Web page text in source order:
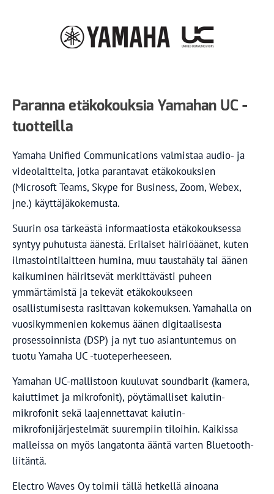
Paranna etäkokouksia Yamahan UC -
tuotteilla
Yamaha Unified Communications valmistaa audio- ja
videolaitteita, jotka parantavat etäkokouksien
(Microsoft Teams, Skype for Business, Zoom, Webex,
jne.) käyttäjäkokemusta.
Suurin osa tärkeästä informaatiosta etäkokouksessa
syntyy puhutusta äänestä. Erilaiset häiriöäänet, kuten
ilmastointilaitteen humina, muu taustahäly tai äänen
kaikuminen häiritsevät merkittävästi puheen
ymmärtämistä ja tekevät etäkokoukseen
osallistumisesta rasittavan kokemuksen. Yamahalla on
vuosikymmenien kokemus äänen digitaalisesta
prosessoinnista (DSP) ja nyt tuo asiantuntemus on
tuotu Yamaha UC -tuoteperheeseen.
Yamahan UC-mallistoon kuuluvat soundbarit (kamera,
kaiuttimet ja mikrofonit), pöytämalliset kaiutin-
mikrofonit sekä laajennettavat kaiutin-
mikrofonijärjestelmät suurempiin tiloihin. Kaikissa
malleissa on myös langatonta ääntä varten Bluetooth-
liitäntä.
Electro Waves Oy toimii tällä hetkellä ainoana